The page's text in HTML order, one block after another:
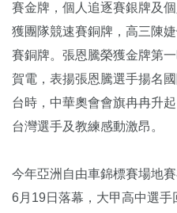
賽金牌，個人追逐賽銀牌及
獲團隊競速賽銅牌，高三陳
賽銅牌。張恩騰榮獲金牌第
賀電，表揚張恩騰選手揚名
台時，中華奧會會旗冉冉升
台灣選手及教練感動激昂。
今年亞洲自由車錦標賽場地
6月19日落幕，大甲高中選手